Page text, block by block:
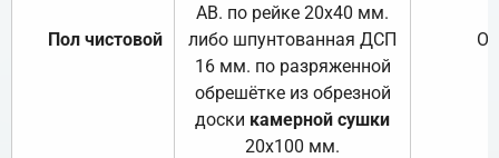
Пол чистовой
АВ. по рейке 20х40 мм.
либо шпунтованная ДСП
16 мм. по разряженной
обрешётке из обрезной
доски камерной сушки
20х100 мм.